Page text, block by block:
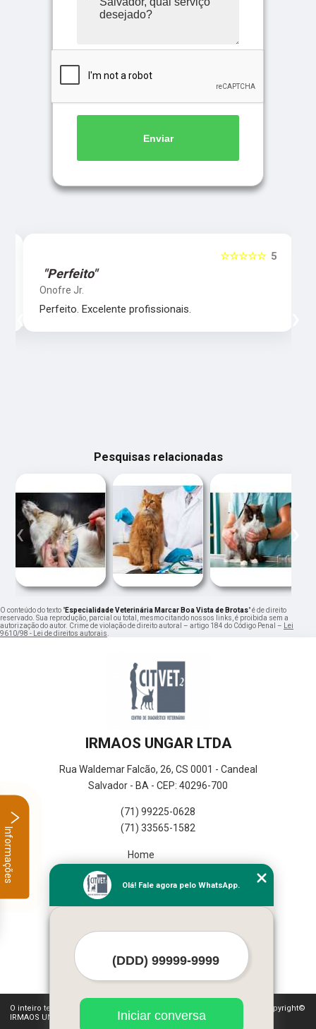
Enviar
5
☆☆☆☆☆
"Perfeito"
Onofre Jr.
Perfeito. Excelente profissionais.
‹
Pesquisas relacionadas
‹ ›
O conteúdo do texto "Especialidade Veterinária Marcar Boa Vista de Brotas" é de direito
reservado. Sua reprodução, parcial ou total, mesmo citando nossos links, é proibida sem a
autorização do autor. Crime de violação de direito autoral – artigo 184 do Código Penal –
Lei
9610/98 - Lei de direitos autorais
IRMAOS UNGAR LTDA
Rua Waldemar Falcão, 26, CS 0001 - Candeal
Salvador - BA - CEP: 40296-700
(71) 99225-0628
(71) 33565-1582
Home
Missão
O inteiro teor deste site está sujeito à proteção de direitos autorais. Copyright©
IRMAOS UNGAR LTDA (Lei 9610 de 19/02/1998)
Olá! Fale agora pelo WhatsApp.
Iniciar conversa
Informações